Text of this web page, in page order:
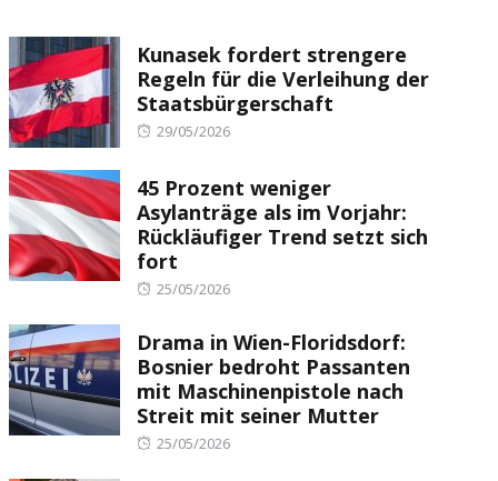
Kunasek fordert strengere
Regeln für die Verleihung der
Staatsbürgerschaft
Posted
29/05/2026
45 Prozent weniger
Asylanträge als im Vorjahr:
Rückläufiger Trend setzt sich
fort
Posted
25/05/2026
Drama in Wien-Floridsdorf:
Bosnier bedroht Passanten
mit Maschinenpistole nach
Streit mit seiner Mutter
Posted
25/05/2026